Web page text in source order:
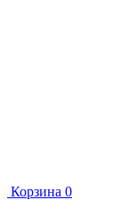
Корзина 0